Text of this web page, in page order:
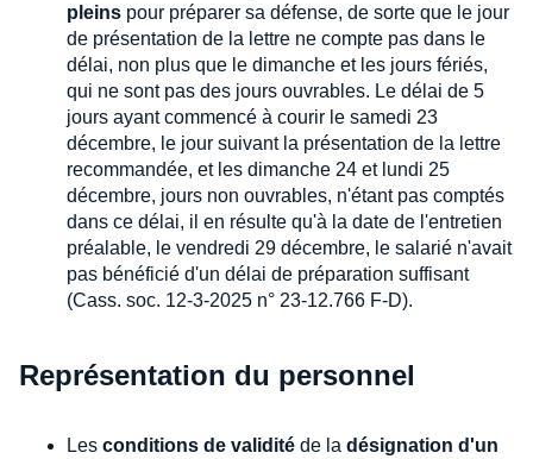
pleins pour préparer sa défense, de sorte que le jour
de présentation de la lettre ne compte pas dans le
délai, non plus que le dimanche et les jours fériés,
qui ne sont pas des jours ouvrables. Le délai de 5
jours ayant commencé à courir le samedi 23
décembre, le jour suivant la présentation de la lettre
recommandée, et les dimanche 24 et lundi 25
décembre, jours non ouvrables, n'étant pas comptés
dans ce délai, il en résulte qu'à la date de l'entretien
préalable, le vendredi 29 décembre, le salarié n'avait
pas bénéficié d'un délai de préparation suffisant
(Cass. soc. 12-3-2025 n° 23-12.766 F-D).
Représentation du personnel
Les conditions de validité de la désignation d'un